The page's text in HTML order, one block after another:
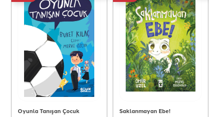
Oyunla Tanışan Çocuk Saklanmayan Ebe!